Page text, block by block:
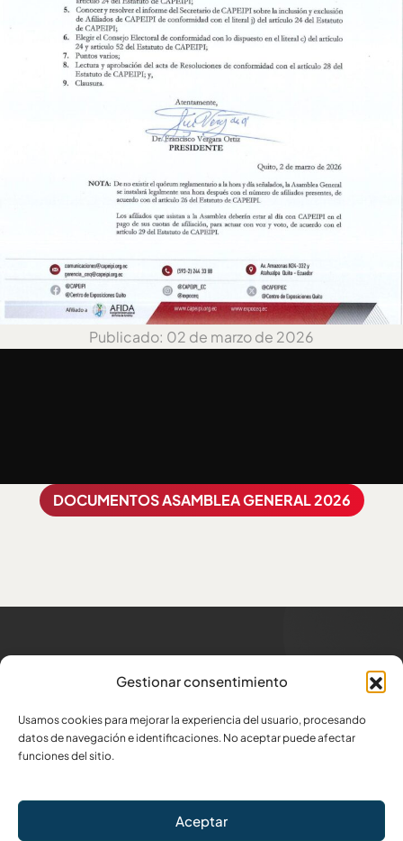
Gestionar consentimiento
Usamos cookies para mejorar la experiencia del usuario, procesando
datos de navegación e identificaciones. No aceptar puede afectar
funciones del sitio.
Aceptar
Publicado: 02 de marzo de 2026
DOCUMENTOS ASAMBLEA GENERAL 2026
Trabajamos para losque
Dirección
Av. Amazonas N34-332 y Atahualpa